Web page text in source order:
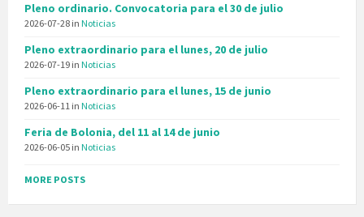
Pleno ordinario. Convocatoria para el 30 de julio
2026-07-28 in Noticias
Pleno extraordinario para el lunes, 20 de julio
2026-07-19 in Noticias
Pleno extraordinario para el lunes, 15 de junio
2026-06-11 in Noticias
Feria de Bolonia, del 11 al 14 de junio
2026-06-05 in Noticias
MORE POSTS